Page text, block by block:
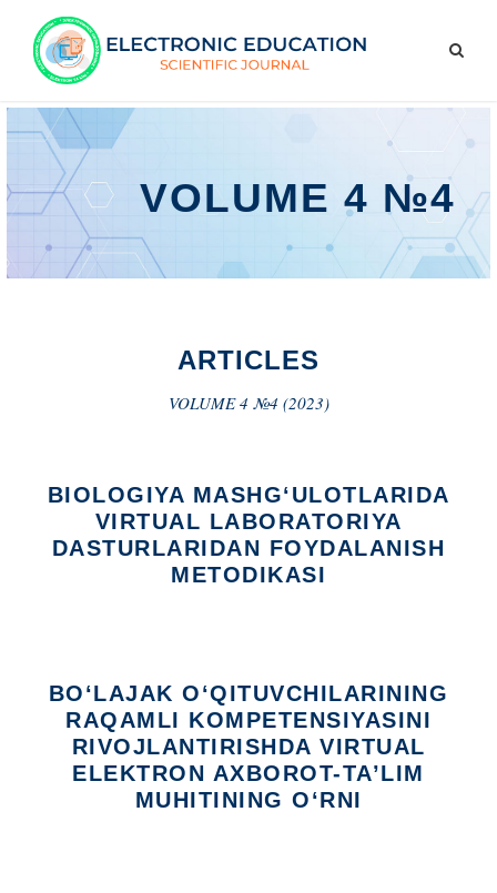
VOLUME 4 №4
ARTICLES
VOLUME 4 №4 (2023)
BIOLOGIYA MASHG‘ULOTLARIDA
VIRTUAL LABORATORIYA
DASTURLARIDAN FOYDALANISH
METODIKASI
BO‘LAJAK O‘QITUVCHILARINING
RAQAMLI KOMPETENSIYASINI
RIVOJLANTIRISHDA VIRTUAL
ELEKTRON AXBOROT-TA’LIM
MUHITINING O‘RNI